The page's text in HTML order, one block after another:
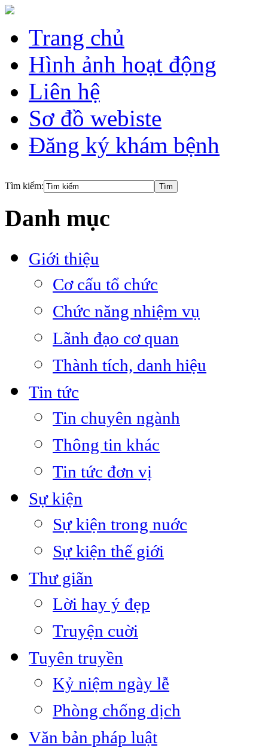
Trang chủ
Hình ảnh hoạt động
Liên hệ
Sơ đồ webiste
Đăng ký khám bệnh
Tìm kiếm:
Danh mục
Giới thiệu
Cơ cấu tổ chức
Chức năng nhiệm vụ
Lãnh đạo cơ quan
Thành tích, danh hiệu
Tin tức
Tin chuyên ngành
Thông tin khác
Tin tức đơn vị
Sự kiện
Sự kiện trong nuớc
Sự kiện thế giới
Thư giãn
Lời hay ý đẹp
Truyện cuời
Tuyên truyền
Kỷ niệm ngày lễ
Phòng chống dịch
Văn bản pháp luật